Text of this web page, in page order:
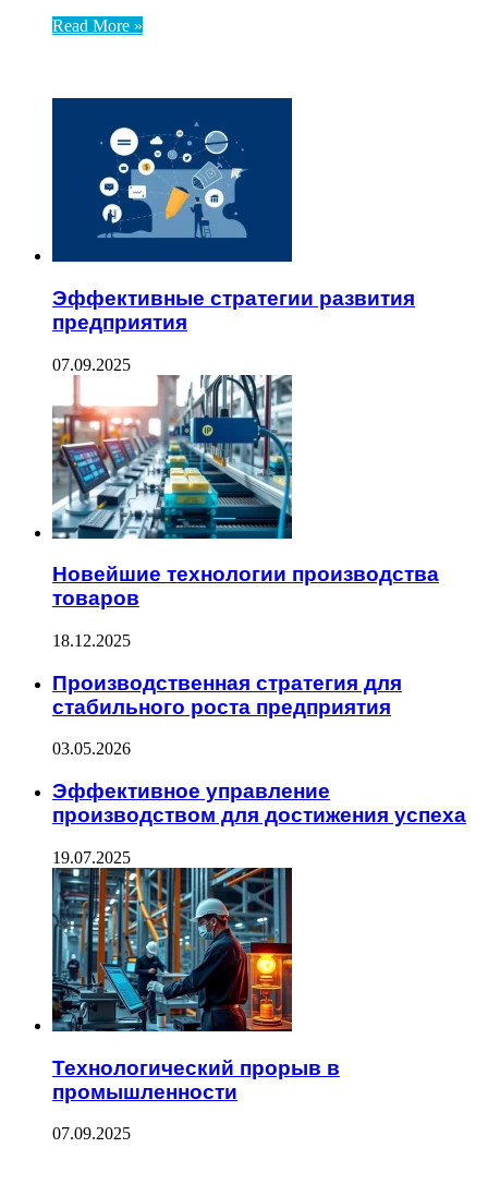
Read More »
Эффективные стратегии развития
предприятия
07.09.2025
Новейшие технологии производства
товаров
18.12.2025
Производственная стратегия для
стабильного роста предприятия
03.05.2026
Эффективное управление
производством для достижения успеха
19.07.2025
Технологический прорыв в
промышленности
07.09.2025